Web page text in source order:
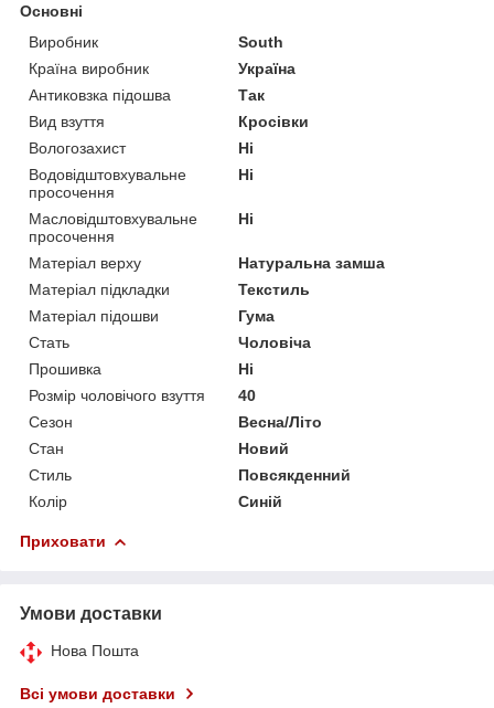
Основні
Виробник
South
Країна виробник
Україна
Антиковзка підошва
Так
Вид взуття
Кросівки
Вологозахист
Ні
Водовідштовхувальне
просочення
Ні
Масловідштовхувальне
просочення
Ні
Матеріал верху
Натуральна замша
Матеріал підкладки
Текстиль
Матеріал підошви
Гума
Стать
Чоловіча
Прошивка
Ні
Розмір чоловічого взуття
40
Сезон
Весна/Літо
Стан
Новий
Стиль
Повсякденний
Колір
Синій
Приховати
Умови доставки
Нова Пошта
Всі умови доставки